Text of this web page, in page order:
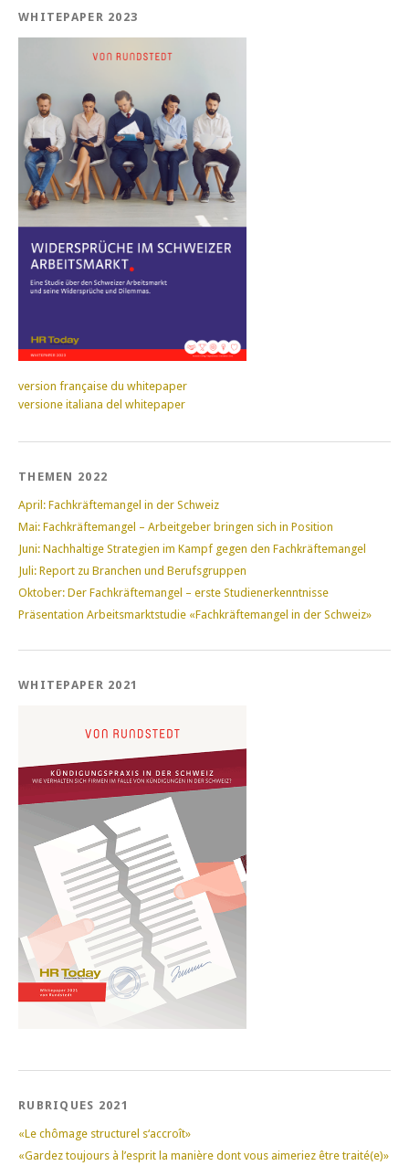
WHITEPAPER 2023
version française du whitepaper
versione italiana del whitepaper
THEMEN 2022
April: Fachkräftemangel in der Schweiz
Mai: Fachkräftemangel – Arbeitgeber bringen sich in Position
Juni: Nachhaltige Strategien im Kampf gegen den Fachkräftemangel
Juli: Report zu Branchen und Berufsgruppen
Oktober: Der Fachkräftemangel – erste Studienerkenntnisse
Präsentation Arbeitsmarktstudie «Fachkräftemangel in der Schweiz»
WHITEPAPER 2021
RUBRIQUES 2021
«Le chômage structurel s‘accroît»
«Gardez toujours à l’esprit la manière dont vous aimeriez être traité(e)»